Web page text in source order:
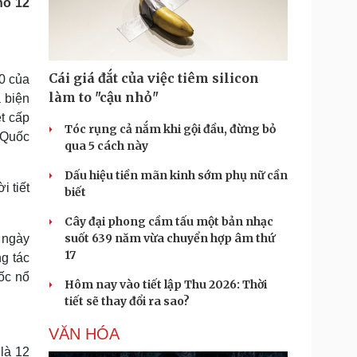
nghiệp 24h
Tin Công nghệ
Trải nghiệm
Chuyển đổi số
lịch
vấn
Tour
in
Podcast
Đọc truyện đêm khuya
Hạt giống tâm hồn
12
của
biện
cấp
tiết
tác
nổ
12
Cái giá đắt của việc tiêm silicon
làm to "cậu nhỏ"
Tóc rụng cả nắm khi gội đầu, đừng bỏ
qua 5 cách này
Dấu hiệu tiền mãn kinh sớm phụ nữ cần
biết
Cây đại phong cầm tấu một bản nhạc
suốt 639 năm vừa chuyển hợp âm thứ
17
Hôm nay vào tiết lập Thu 2026: Thời
tiết sẽ thay đổi ra sao?
VĂN HÓA